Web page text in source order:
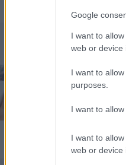
Google
I want to
web or device
I want to
purposes.
I want to
I want to
web or device
ΟΗΕ: